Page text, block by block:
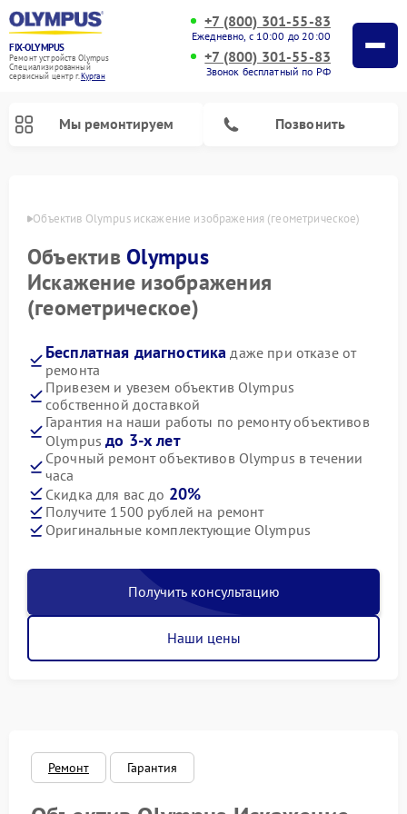
FIX-OLYMPUS
Ремонт устройств Olympus
Специализированный
cервисный центр г.Курган
+7 (800) 301-55-83
Ежедневно, с 10:00 до 20:00
+7 (800) 301-55-83
Звонок бесплатный по РФ
Мы ремонтируем Позвонить
Объектив Olympus искажение изображения (геометрическое)
Объектив Olympus
Искажение изображения
(геометрическое)
Бесплатная диагностика даже при отказе от
ремонта
Привезем и увезем объектив Olympus
собственной доставкой
Гарантия на наши работы по ремонту объективов
Olympusдо 3-х лет
Срочный ремонт объективов Olympus в течении
часа
Скидка для вас до 20%
Получите 1500 рублей на ремонт
Оригинальные комплектующие Olympus
Получить консультацию
Наши цены
Ремонт Гарантия